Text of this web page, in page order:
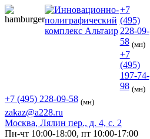
+7
(495)
228-09-
58 (мн)
+7
(495)
197-74-
98 (мн)
+7 (495) 228-09-58 (мн)
zakaz@a228.ru
Москва, Лялин пер., д. 4, с. 2
Пн-чт 10:00-18:00, пт 10:00-17:00